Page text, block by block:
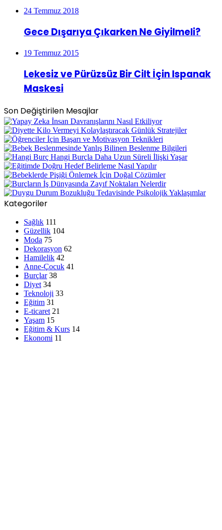
24 Temmuz 2018
Gece Dışarıya Çıkarken Ne Giyilmeli?
19 Temmuz 2015
Lekesiz ve Pürüzsüz Bir Cilt İçin Ispanak
Maskesi
Son Değiştirilen Mesajlar
Kategoriler
Sağlık 111
Güzellik 104
Moda 75
Dekorasyon 62
Hamilelik 42
Anne-Çocuk 41
Burçlar 38
Diyet 34
Teknoloji 33
Eğitim 31
E-ticaret 21
Yaşam 15
Eğitim & Kurs 14
Ekonomi 11